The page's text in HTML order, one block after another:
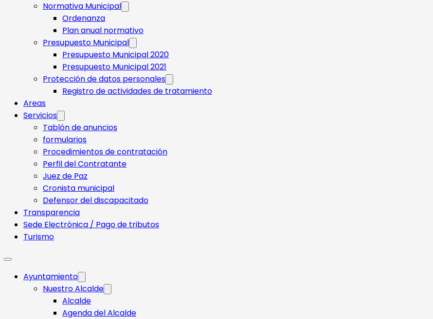
Normativa Municipal
Ordenanza
Plan anual normativo
Presupuesto Municipal
Presupuesto Municipal 2020
Presupuesto Municipal 2021
Protección de datos personales
Registro de actividades de tratamiento
Areas
Servicios
Tablón de anuncios
formularios
Procedimientos de contratación
Perfil del Contratante
Juez de Paz
Cronista municipal
Defensor del discapacitado
Transparencia
Sede Electrónica / Pago de tributos
Turismo
Ayuntamiento
Nuestro Alcalde
Alcalde
Agenda del Alcalde